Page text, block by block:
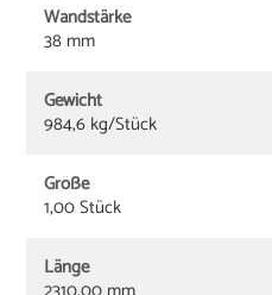
Wandstärke
38 mm
Gewicht
984,6 kg/Stück
Größe
1,00 Stück
Länge